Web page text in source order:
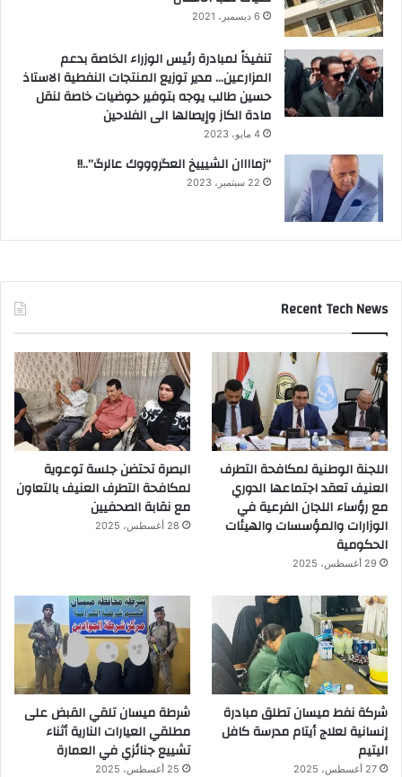
6 ديسمبر، 2021
تنفيذاً لمبادرة رئيس الوزراء الخاصة بدعم
المزارعين… مدير توزيع المنتجات النفطية الاستاذ
حسين طالب يوجه بتوفير حوضيات خاصة لنقل
مادة الكاز وإيصالها الى الفلاحين
4 مايو، 2023
“زماااان الشيييخ العگروووك عالرگ”..!!
22 سبتمبر، 2023
Recent Tech News
اللجنة الوطنية لمكافحة التطرف
العنيف تعقد اجتماعها الدوري
مع رؤساء اللجان الفرعية في
الوزارات والمؤسسات والهيئات
الحكومية
29 أغسطس، 2025
البصرة تحتضن جلسة توعوية
لمكافحة التطرف العنيف بالتعاون
مع نقابة الصحفيين
28 أغسطس، 2025
شركة نفط ميسان تطلق مبادرة
إنسانية لعلاج أيتام مدرسة كافل
اليتيم
27 أغسطس، 2025
شرطة ميسان تلقي القبض على
مطلقي العيارات النارية أثناء
تشييع جنائزي في العمارة
25 أغسطس، 2025